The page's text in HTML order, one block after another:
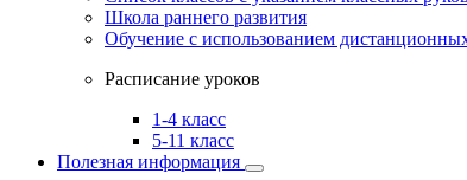
Школа раннего развития
Обучение с использованием
Расписание уроков
1-4 класс
5-11 класс
Полезная информация